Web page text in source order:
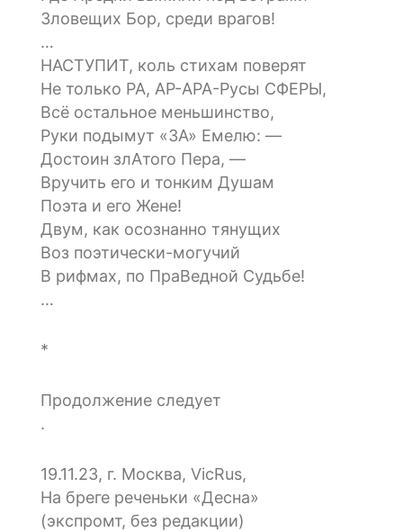
Зловещих Бор, среди врагов!
…
НАСТУПИТ, коль стихам поверят
Не только РА, АР-АРА-Русы СФЕРЫ,
Всё остальное меньшинство,
Руки подымут «ЗА» Емелю: —
Достоин злАтого Пера, —
Вручить его и тонким Душам
Поэта и его Жене!
Двум, как осознанно тянущих
Воз поэтически-могучий
В рифмах, по ПраВедной Судьбе!
…
*
Продолжение следует
.
19.11.23, г. Москва, VicRus,
На бреге реченьки «Десна»
(экспромт, без редакции)